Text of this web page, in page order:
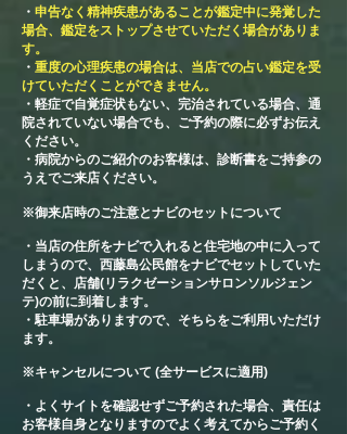
・ 申告なく精神疾患があることが鑑定中に発覚した
場合、鑑定をストップさせていただく場合がありま
す。
・ 重度の心理疾患の場合は、当店での占い鑑定を受
けていただくことができません。
・軽症で自覚症状もない、完治されている場合、通
院されていない場合でも、ご予約の際に必ずお伝え
ください。
​・病院からのご紹介のお客様は、診断書をご持参の
うえでご来店ください。
※御来店時のご注意とナビのセットについて
・当店の住所をナビで入れると住宅地の中に入って
しまうので、西藤島公民館をナビでセットしていた
だくと、店舗(リラクゼーションサロンソルジェン
テ)の前に到着します。
・駐車場がありますので、そちらをご利用いただけ
ます。
※キャンセルについて (全サービスに適用)
​・よくサイトを確認せずご予約された場合、責任は
お客様自身となりますのでよく考えてからご予約く